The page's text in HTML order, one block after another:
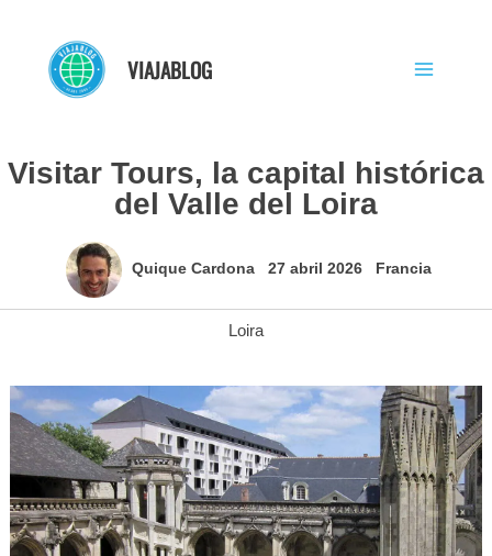
contenido
VIAJABLOG
Visitar Tours, la capital histórica
del Valle del Loira
Quique Cardona 27 abril 2026 Francia
Loira